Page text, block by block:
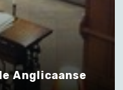
Anglicaanse